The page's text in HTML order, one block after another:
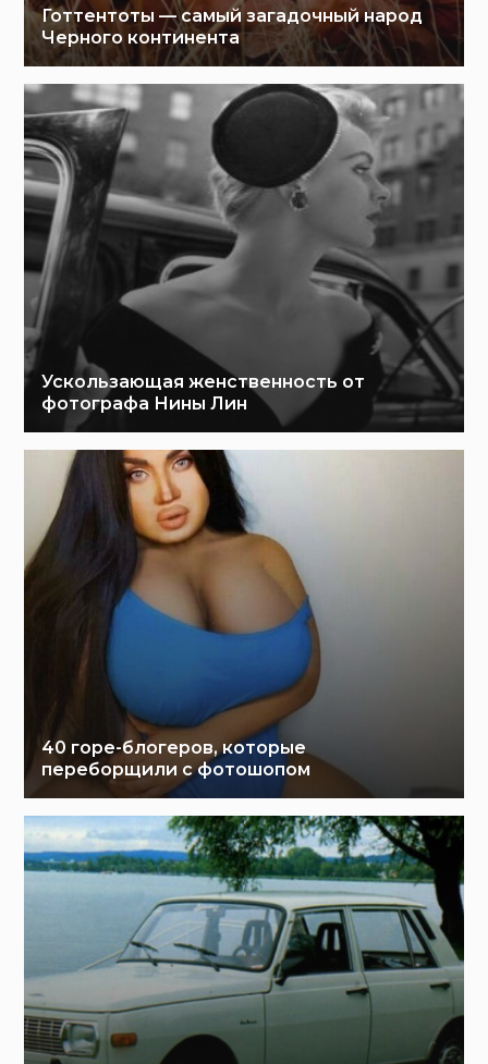
Готтентоты — самый загадочный народ
Черного континента
Ускользающая женственность от
фотографа Нины Лин
40 горе-блогеров, которые
переборщили с фотошопом